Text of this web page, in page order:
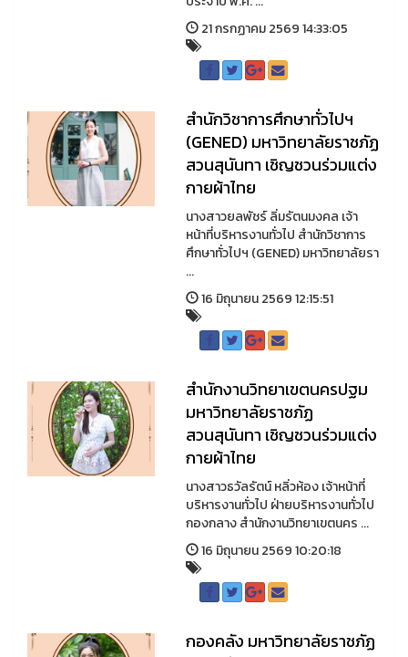
21 กรกฏาคม 2569 14:33:05
สำนักวิชาการศึกษาทั่วไปฯ
(GENED) มหาวิทยาลัยราชภัฏ
สวนสุนันทา เชิญชวนร่วมแต่ง
กายผ้าไทย
นางสาวยลพัชร์ ลิ่มรัตนมงคล เจ้า
หน้าที่บริหารงานทั่วไป สำนักวิชาการ
ศึกษาทั่วไปฯ (GENED) มหาวิทยาลัยรา
...
16 มิถุนายน 2569 12:15:51
สำนักงานวิทยาเขตนครปฐม
มหาวิทยาลัยราชภัฏ
สวนสุนันทา เชิญชวนร่วมแต่ง
กายผ้าไทย
นางสาวธวัลรัตน์ หลิ่วห้อง เจ้าหน้าที่
บริหารงานทั่วไป ฝ่ายบริหารงานทั่วไป
กองกลาง สำนักงานวิทยาเขตนคร ...
16 มิถุนายน 2569 10:20:18
กองคลัง มหาวิทยาลัยราชภัฏ